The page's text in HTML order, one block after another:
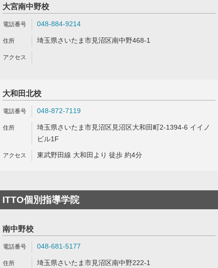
大宮南中野校
048-884-9214
埼玉県さいたま市見沼区南中野468-1
大和田北校
048-872-7119
埼玉県さいたま市見沼区見沼区大和田町2-1394-6 イイノ
ビル1F
東武野田線 大和田より 徒歩 約4分
ITTO個別指導学院
南中野校
048-681-5177
埼玉県さいたま市見沼区南中野222-1